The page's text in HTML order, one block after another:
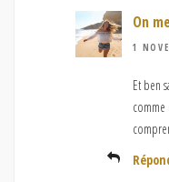
On
1
Et ben